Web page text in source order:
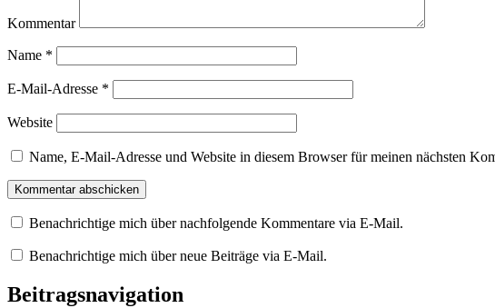
Kommentar
Name *
E-Mail-Adresse *
Website
Name, E-Mail-Adresse und Website in diesem Browser für meinen nächsten
Benachrichtige mich über nachfolgende Kommentare via E-Mail.
Benachrichtige mich über neue Beiträge via E-Mail.
Beitragsnavigation